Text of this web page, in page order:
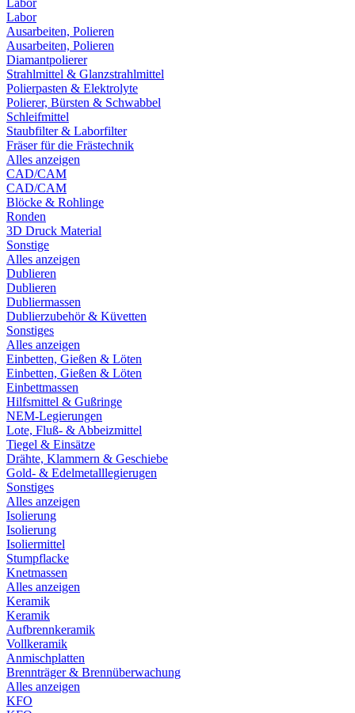
Labor
Labor
Ausarbeiten, Polieren
Ausarbeiten, Polieren
Diamantpolierer
Strahlmittel & Glanzstrahlmittel
Polierpasten & Elektrolyte
Polierer, Bürsten & Schwabbel
Schleifmittel
Staubfilter & Laborfilter
Fräser für die Frästechnik
Alles anzeigen
CAD/CAM
CAD/CAM
Blöcke & Rohlinge
Ronden
3D Druck Material
Sonstige
Alles anzeigen
Dublieren
Dublieren
Dubliermassen
Dublierzubehör & Küvetten
Sonstiges
Alles anzeigen
Einbetten, Gießen & Löten
Einbetten, Gießen & Löten
Einbettmassen
Hilfsmittel & Gußringe
NEM-Legierungen
Lote, Fluß- & Abbeizmittel
Tiegel & Einsätze
Drähte, Klammern & Geschiebe
Gold- & Edelmetalllegierugen
Sonstiges
Alles anzeigen
Isolierung
Isolierung
Isoliermittel
Stumpflacke
Knetmassen
Alles anzeigen
Keramik
Keramik
Aufbrennkeramik
Vollkeramik
Anmischplatten
Brennträger & Brennüberwachung
Alles anzeigen
KFO